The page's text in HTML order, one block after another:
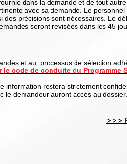
dans la demande et de tout
avec sa demande. Le personnel
précisions sont nécessaires. Le
seront revisées dans les 45
et au processus de sélection
code de conduite du Programme
information restera strictement
le demandeur auront accès au
>>>